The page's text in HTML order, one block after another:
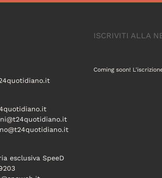
esclusiva SpeeD
ISCRIVITI ALLA
Coming soon!